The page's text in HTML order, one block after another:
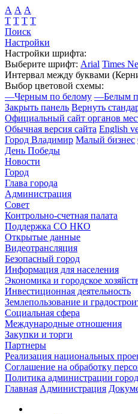
А А А
Т Т Т Т
Поиск
Настройки
Настройки шрифта:
Выберите шрифт: Arial Times
Интервал между буквами
Выбор цветовой схемы:
—Черным по белому —Белым
Закрыть панель Вернуть
Официальный сайт органов
Обычная версия сайта English
Город Владимир Малый бизнес
День Победы
Новости
Город
Глава города
Администрация
Совет
Контрольно-счетная палата
Поддержка СО НКО
Открытые данные
Видеотрансляция
Безопасный город
Информация для населения
Экономика и городское
Инвестиционная деятельность
Землепользование и
Социальная сфера
Международные отношения
Закупки и торги
Партнеры
Реализация национальных
Соглашение на обработку
Политика администрации
Главная Администрация